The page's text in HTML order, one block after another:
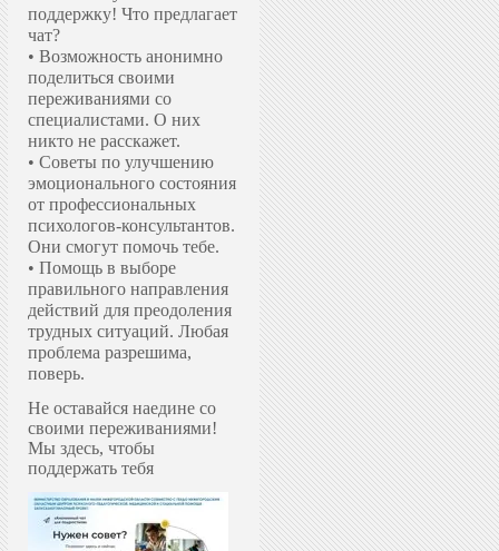
поддержку! Что предлагает
чат?
• Возможность анонимно
поделиться своими
переживаниями со
специалистами. О них
никто не расскажет.
• Советы по улучшению
эмоционального состояния
от профессиональных
психологов-консультантов.
Они смогут помочь тебе.
• Помощь в выборе
правильного направления
действий для преодоления
трудных ситуаций. Любая
проблема разрешима,
поверь.
Не оставайся наедине со
своими переживаниями!
Мы здесь, чтобы
поддержать тебя